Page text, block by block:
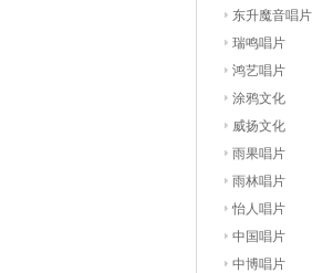
东升魔音唱片
瑞鸣唱片
鸿艺唱片
涂鸦文化
威扬文化
雨果唱片
雨林唱片
怡人唱片
中国唱片
中博唱片